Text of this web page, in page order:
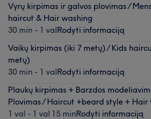
Vyrų kirpimas ir galvos plovimas /
haircut & Hair washing
30 min - 1 valRodyti informaciją
Vaikų kirpimas (iki 7 metų) / Kids
metų)
30 min - 1 valRodyti informaciją
Plaukų kirpimas + Barzdos
Plovimas / Haircut +beard style + Hair
1 val - 1 val 15 minRodyti informaciją